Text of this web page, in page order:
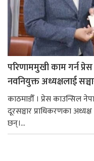
परिणाममुखी काम गर्न
नवनियुक्त अध्यक्षलाई
काठमाडौँ । प्रेस काउन्सिल
दूरसञ्चार प्राधिकरणका
छन्।...